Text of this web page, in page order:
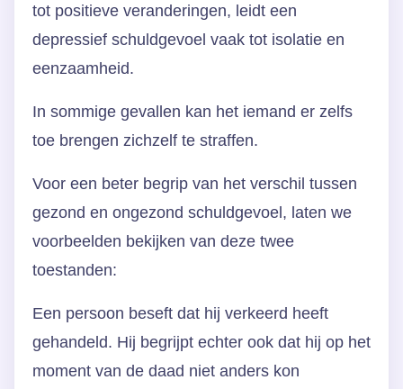
tot positieve veranderingen, leidt een
depressief schuldgevoel vaak tot isolatie en
eenzaamheid.
In sommige gevallen kan het iemand er zelfs
toe brengen zichzelf te straffen.
Voor een beter begrip van het verschil tussen
gezond en ongezond schuldgevoel, laten we
voorbeelden bekijken van deze twee
toestanden:
Een persoon beseft dat hij verkeerd heeft
gehandeld. Hij begrijpt echter ook dat hij op het
moment van de daad niet anders kon